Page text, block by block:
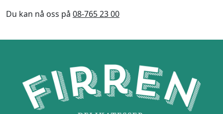
Du kan nå oss på 08-765 23 00